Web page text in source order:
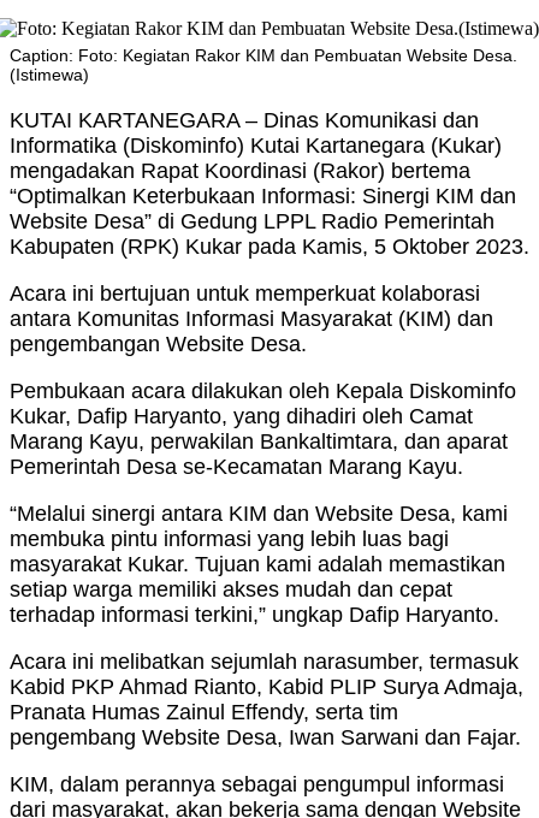
Caption: Foto: Kegiatan Rakor KIM dan Pembuatan Website Desa.
(Istimewa)
KUTAI KARTANEGARA – Dinas Komunikasi dan
Informatika (Diskominfo) Kutai Kartanegara (Kukar)
mengadakan Rapat Koordinasi (Rakor) bertema
“Optimalkan Keterbukaan Informasi: Sinergi KIM dan
Website Desa” di Gedung LPPL Radio Pemerintah
Kabupaten (RPK) Kukar pada Kamis, 5 Oktober 2023.
Acara ini bertujuan untuk memperkuat kolaborasi
antara Komunitas Informasi Masyarakat (KIM) dan
pengembangan Website Desa.
Pembukaan acara dilakukan oleh Kepala Diskominfo
Kukar, Dafip Haryanto, yang dihadiri oleh Camat
Marang Kayu, perwakilan Bankaltimtara, dan aparat
Pemerintah Desa se-Kecamatan Marang Kayu.
“Melalui sinergi antara KIM dan Website Desa, kami
membuka pintu informasi yang lebih luas bagi
masyarakat Kukar. Tujuan kami adalah memastikan
setiap warga memiliki akses mudah dan cepat
terhadap informasi terkini,” ungkap Dafip Haryanto.
Acara ini melibatkan sejumlah narasumber, termasuk
Kabid PKP Ahmad Rianto, Kabid PLIP Surya Admaja,
Pranata Humas Zainul Effendy, serta tim
pengembang Website Desa, Iwan Sarwani dan Fajar.
KIM, dalam perannya sebagai pengumpul informasi
dari masyarakat, akan bekerja sama dengan Website